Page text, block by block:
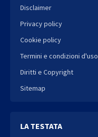
Disclaimer
Privacy policy
Cookie policy
Termini e condizioni d'uso
Diritti e Copyright
Sitemap
LA TESTATA